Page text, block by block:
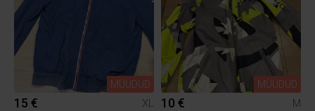
MÜÜDUD
15 €
XL
MÜÜDUD
10 € M